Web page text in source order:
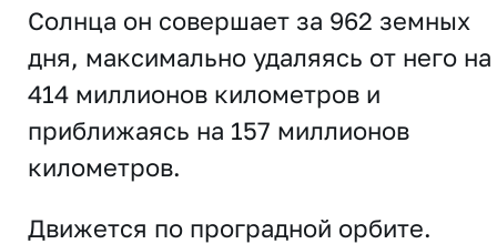
Солнца он совершает за 962 земных
дня, максимально удаляясь от него на
414 миллионов километров и
приближаясь на 157 миллионов
километров.
Движется по проградной орбите.